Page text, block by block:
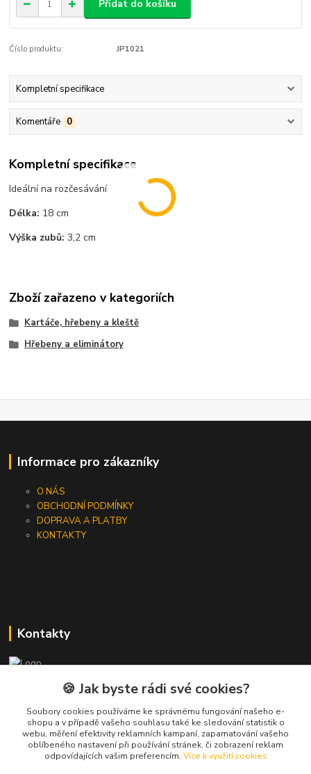
Přidat do košíku
Číslo produktu: JP1021
Kompletní specifikace
Komentáře 0
Kompletní specifikace
Ideální na rozčesávání
Délka: 18 cm
Výška zubů:3,2 cm
Zboží zařazeno v kategoriích
Kartáče, hřebeny a kleště
Hřebeny a eliminátory
Informace pro zákazníky
O NÁS
OBCHODNÍ PODMÍNKY
DOPRAVA A PLATBY
KONTAKTY
Kontakty
+420 733 562 259
info@jeanpeau.cz
🍪 Jak byste rádi své cookies?
Soubory cookies používáme ke správnému fungování našeho e-
shopu a v případě vašeho souhlasu také ke sledování statistik o
webu, měření efektivity reklamních kampaní, zapamatování vašeho
oblíbeného nastavení při používání stránek, či zobrazení reklam
odpovídajících vašim preferencím. Více k využití cookies